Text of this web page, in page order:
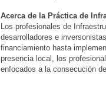
Acerca de la Práctica de
Los profesionales de
desarrolladores e
financiamiento hasta
presencia local, los
enfocados a la consecución